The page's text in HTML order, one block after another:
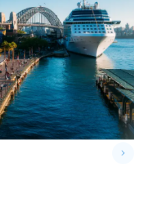
keyboard_arrow_right